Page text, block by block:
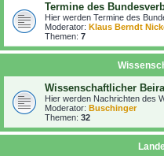
Termine des
Hier werden Termine des
Moderator: Klaus Berndt
Themen: 7
Wissenschaftlicher
Hier werden Nachrichten des
Moderator: Buschinger
Themen: 32